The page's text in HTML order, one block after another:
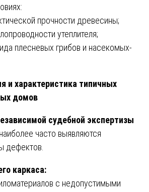
прочности древесины;
утеплителя;
плесневых грибов и насекомых-
и характеристика типичных
домов
судебной экспертизы
наиболее часто выявляются
дефектов.
каркаса:
с недопустимыми